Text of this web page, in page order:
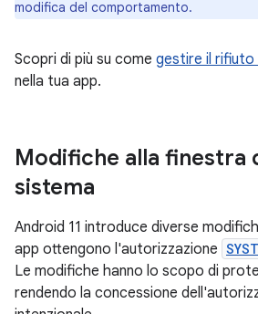
modifica del comportamento.
Scopri di più su come gestire il rifiuto
nella tua app.
Modifiche alla finestra
sistema
Android 11 introduce diverse
app ottengono l'autorizzazione
Le modifiche hanno lo scopo di
rendendo la concessione